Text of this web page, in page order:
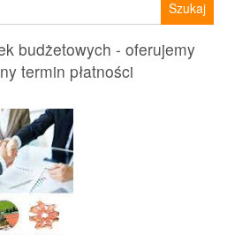
budżetowych - oferujemy
termin płatności